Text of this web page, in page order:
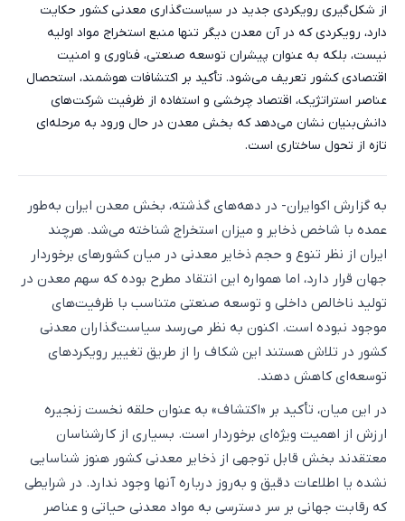
از شکل‌گیری رویکردی جدید در سیاست‌گذاری معدنی کشور حکایت
دارد، رویکردی که در آن معدن دیگر تنها منبع استخراج مواد اولیه
نیست، بلکه به عنوان پیشران توسعه صنعتی، فناوری و امنیت
اقتصادی کشور تعریف می‌شود. تأکید بر اکتشافات هوشمند، استحصال
عناصر استراتژیک، اقتصاد چرخشی و استفاده از ظرفیت شرکت‌های
دانش‌بنیان نشان می‌دهد که بخش معدن در حال ورود به مرحله‌ای
تازه از تحول ساختاری است.
به گزارش اکوایران- در دهه‌های گذشته، بخش معدن ایران به‌طور
عمده با شاخص ذخایر و میزان استخراج شناخته می‌شد. هرچند
ایران از نظر تنوع و حجم ذخایر معدنی در میان کشورهای برخوردار
جهان قرار دارد، اما همواره این انتقاد مطرح بوده که سهم معدن در
تولید ناخالص داخلی و توسعه صنعتی متناسب با ظرفیت‌های
موجود نبوده است. اکنون به نظر می‌رسد سیاست‌گذاران معدنی
کشور در تلاش هستند این شکاف را از طریق تغییر رویکردهای
توسعه‌ای کاهش دهند.
در این میان، تأکید بر «اکتشاف» به عنوان حلقه نخست زنجیره
ارزش از اهمیت ویژه‌ای برخوردار است. بسیاری از کارشناسان
معتقدند بخش قابل توجهی از ذخایر معدنی کشور هنوز شناسایی
نشده یا اطلاعات دقیق و به‌روز درباره آنها وجود ندارد. در شرایطی
که رقابت جهانی بر سر دسترسی به مواد معدنی حیاتی و عناصر